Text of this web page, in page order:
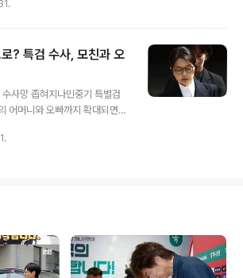
, 경제적 상층 청년일수록 극우
조국 원장이 공유한 기사는 주
인용했습니다. 인터뷰에 따
화가 심각하게 진행되고 있으
속할수록 극우일 가능성이 높
우로 추정하며, 이 비율이 전
? 특검 수사, 모친과 오
사망 좁혀지나민중기 특별검
어머니와 오빠까지 확대되면
제기를 넘어, 실질적인 증거 확
멸 시도 의혹으로 번지고 있습
그리고 증거 인멸 의혹김건희 씨
조품이 김진우 씨의 장모 집에
으로 치부하기 어려운 정황을
과 다른 귀금속들도 함께 발